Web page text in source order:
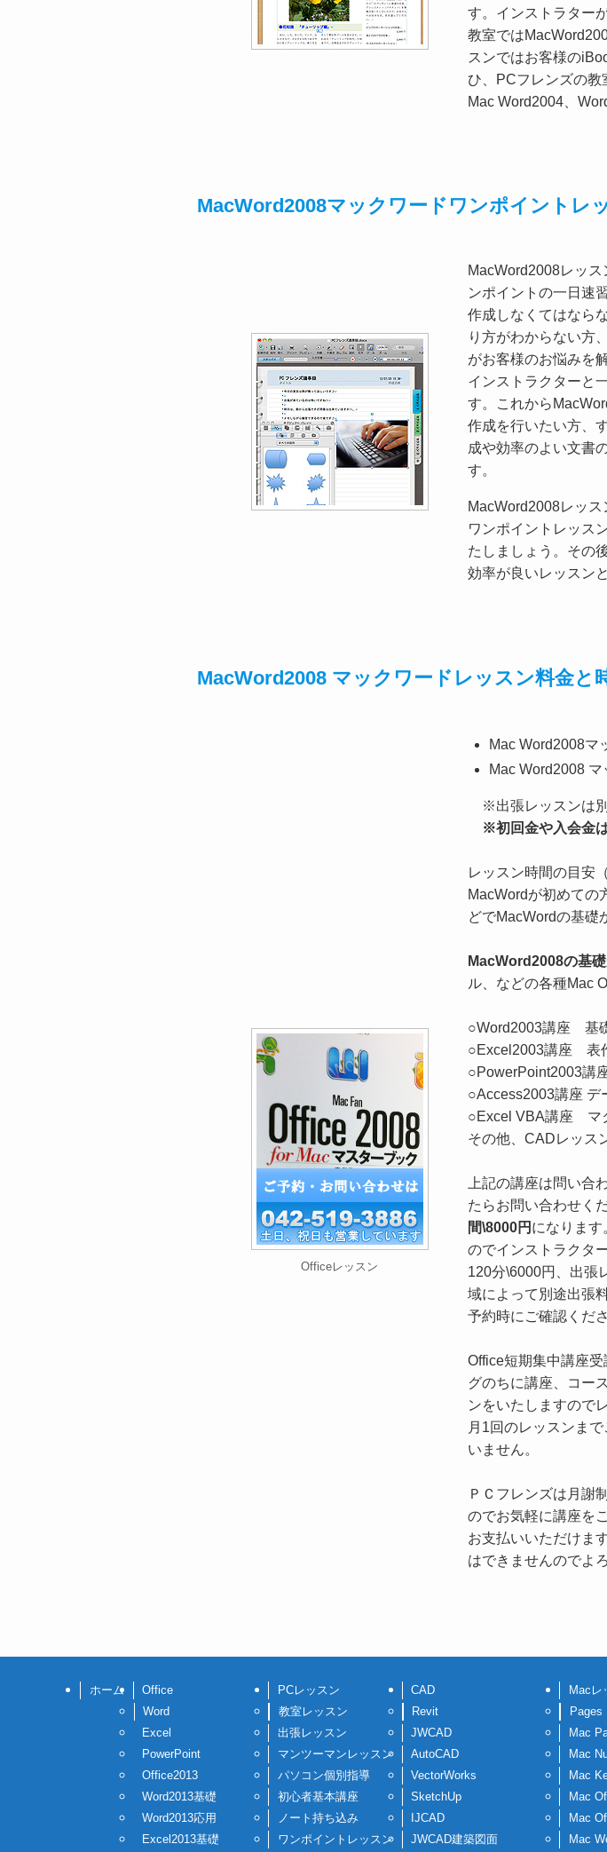
す。インストラター
教室では
スンではお客様の
ひ、PCフレンズの教
Mac Word2004、
MacWord2008マックワードワンポイントレ
MacWord2008レッ
ンポイントの一日速
作成しなくてはなら
り方がわからない方
がお客様のお悩みを
インストラクターと
す。これから
作成を行いたい方、
成や効率のよい文書
す。
MacWord2008レッ
ワンポイントレッス
たしましょう。その
効率が良いレッスン
MacWord2008 マックワードレッスン料金と
Officeレッスン
Mac Word2008
Mac Word2008
※出張レッスンは別
※初回金や入会金
レッスン時間の目安
MacWordが初めての
どでMacWordの基礎
MacWord2008の基
ル、などの各種Mac
○Word2003講座 基
○Excel2003講座 表
○PowerPoint2003講
○Access2003講座 デ
○Excel VBA講座 マ
その他、CADレッス
上記の講座は問い合
たらお問い合わせく
間\8000円 になりま
のでインストラクタ
120分\6000円、出張
域によって別途出張
予約時にご確認くださ
Office短期集中講座
グのちに講座、コー
ンをいたしますので
月1回のレッスンま
いません。
ＰＣフレンズは月謝
のでお気軽に講座を
お支払いいただけま
はできませんのでよ
ホーム
Office
Word
Excel
PowerPoint
Office2013
Word2013基礎
Word2013応用
Excel2013基礎
PCレッスン
教室レッスン
出張レッスン
マンツーマンレッスン
パソコン個別指導
初心者基本講座
ノート持ち込み
ワンポイントレッスン
CAD
Revit
JWCAD
AutoCAD
VectorWorks
SketchUp
IJCAD
JWCAD建築図面
Macレ
Pages
Mac
Mac
Mac
Mac
Mac
Mac